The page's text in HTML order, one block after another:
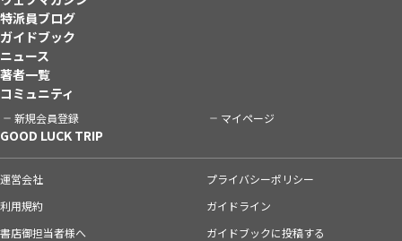
特派員ブログ
ガイドブック
ニュース
著者一覧
コミュニティ
新規会員登録 マイページ
GOOD LUCK TRIP
運営会社
プライバシーポリシー
利用規約
ガイドライン
書店御担当者様へ
ガイドブックに投稿する